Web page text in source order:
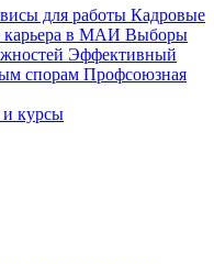
для работы Кадровые
карьера в МАИ Выборы
Эффективный
спорам Профсоюзная
и курсы